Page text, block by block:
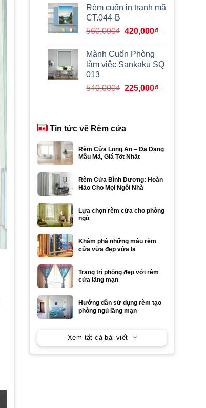
là:
tại
215,000₫.
Rèm cuốn in tranh mã
CT.044-B
560,000₫ Giá
là:
560,000₫.
420,000₫Giá
là:
Mành Cuốn Phòng
làm việc Sankaku SQ
013
540,000₫ Giá
225,000₫Giá
Tin tức về Rèm cửa
Rèm Cửa Long An – Đa Dạng
Mẫu Mã, Giá Tốt Nhất
Rèm Cửa Bình Dương: Hoàn
Hảo Cho Mọi Ngôi Nhà
Lựa chọn rèm cửa cho phòng
ngủ
Khám phá những mẫu rèm
cửa vừa đẹp vừa lạ
Trang trí phòng đẹp với rèm
cửa lãng mạn
Hướng dẫn sử dụng rèm tạo
phòng ngủ lãng mạn
Xem tất cả bài viết